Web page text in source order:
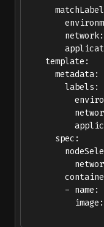
    template:
      metadata:
        labels:
      spec:
- name: